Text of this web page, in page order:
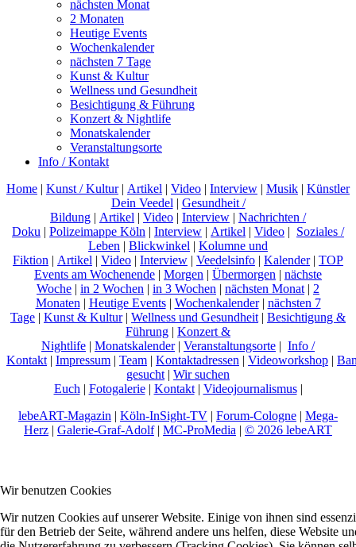
nächsten Monat
2 Monaten
Heutige Events
Wochenkalender
nächsten 7 Tage
Kunst & Kultur
Wellness und Gesundheit
Besichtigung & Führung
Konzert & Nightlife
Monatskalender
Veranstaltungsorte
Info / Kontakt
Home | Kunst / Kultur| Artikel | Video | Interview | Musik | Künstler
Dein Veedel | Gesundheit /
Bildung | Artikel | Video | Interview | Nachrichten /
Doku | Polizeimappe Köln | Interview | Artikel | Video | Soziales /
Leben | Blickwinkel | Kolumne und
Fiktion | Artikel | Video | Interview | Veedelsinfo | Kalender| TOP
Events am Wochenende | Morgen | Übermorgen | nächste
Woche | in 2 Wochen | in 3 Wochen | nächsten Monat | 2
Monaten | Heutige Events| Wochenkalender| nächsten 7
Tage | Kunst & Kultur| Wellness und Gesundheit | Besichtigung &
Führung | Konzert &
Nightlife | Monatskalender| Veranstaltungsorte | Info /
Kontakt | Impressum | Team | Kontaktadressen | Videoworkshop |
gesucht | Wir suchen
Euch | Fotogalerie| Kontakt| Videojournalismus|
lebeART-Magazin | Köln-InSight-TV | Forum-Cologne | Mega-
Herz | Galerie-Graf-Adolf| MC-ProMedia | © 2026 lebeART
Wir benutzen Cookies
Wir nutzen Cookies auf unserer Website. Einige von ihnen sind
für den Betrieb der Seite, während andere uns helfen, diese Website